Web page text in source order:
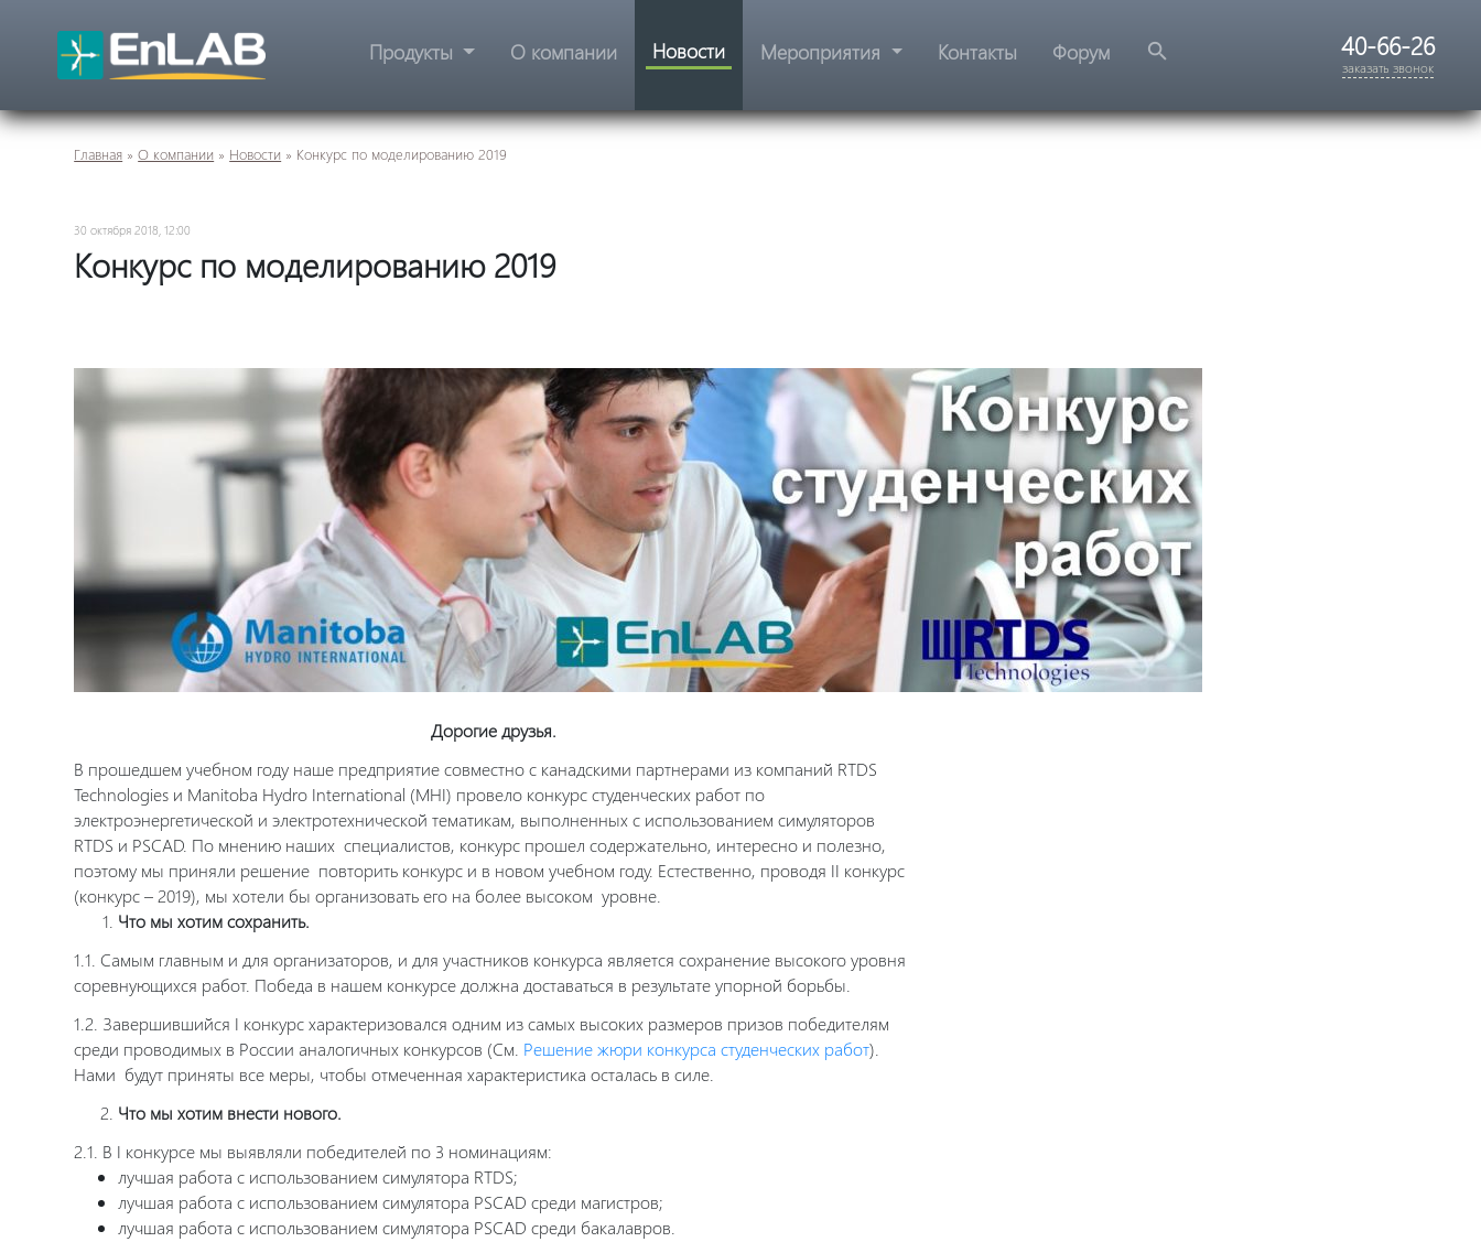
Продукты О компании Новости Мероприятия Контакты Форум search 40-66-26
заказать звонок
Главная »О компании » Новости » Конкурс по моделированию 2019
30 октября 2018, 12:00
Конкурс по моделированию 2019
Дорогие друзья.
В прошедшем учебном году наше предприятие совместно с канадскими партнерами из компаний RTDS
Technologies и Manitoba Hydro International (MHI) провело конкурс студенческих работ по
электроэнергетической и электротехнической тематикам, выполненных с использованием симуляторов
RTDS и PSCAD. По мнению наших специалистов, конкурс прошел содержательно, интересно и полезно,
поэтому мы приняли решение повторить конкурс и в новом учебном году. Естественно, проводя II конкурс
(конкурс – 2019), мы хотели бы организовать его на более высоком уровне.
Что мы хотим сохранить.
1.1. Самым главным и для организаторов, и для участников конкурса является сохранение высокого уровня
соревнующихся работ. Победа в нашем конкурсе должна доставаться в результате упорной борьбы.
1.2. Завершившийся I конкурс характеризовался одним из самых высоких размеров призов победителям
среди проводимых в России аналогичных конкурсов (См. Решение жюри конкурса студенческих работ).
Нами будут приняты все меры, чтобы отмеченная характеристика осталась в силе.
Что мы хотим внести нового.
2.1. В I конкурсе мы выявляли победителей по 3 номинациям:
лучшая работа с использованием симулятора RTDS;
лучшая работа с использованием симулятора PSCAD среди магистров;
лучшая работа с использованием симулятора PSCAD среди бакалавров.